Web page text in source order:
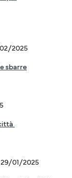
2025
sbarre
01/2025